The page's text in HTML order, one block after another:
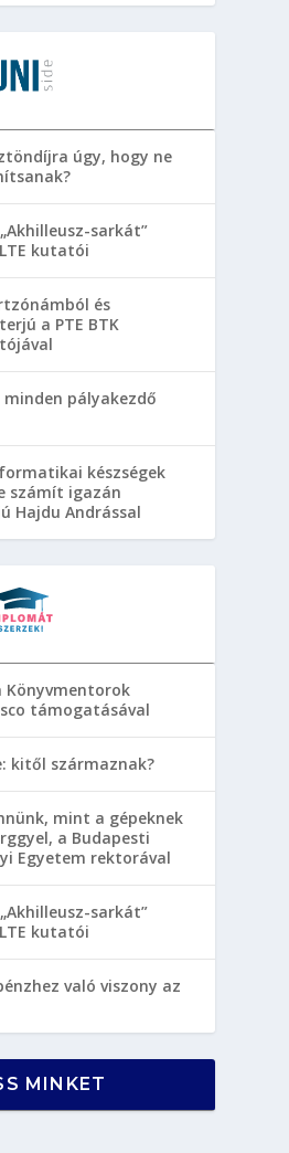
úgy, hogy ne
sarkát”
kutatói
és
a PTE BTK
pályakezdő
készségek
számít igazán
Hajdu Andrással
Könyvmentorok
támogatásával
kitől származnak?
mint a gépeknek
a Budapesti
Egyetem rektorával
sarkát”
kutatói
való viszony az
MINKET